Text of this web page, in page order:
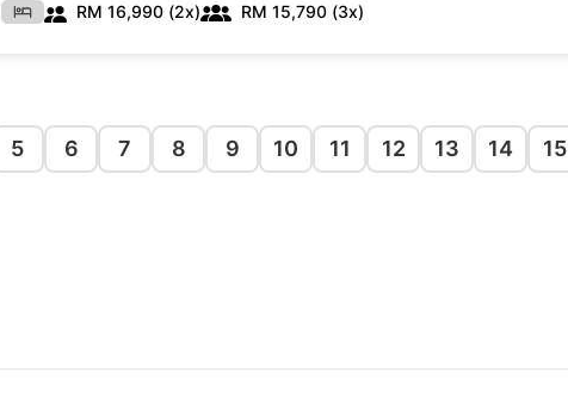
RM 16,990 (2x)
RM 15,790 (3x)
5 6 7 8 9 10 11 12 13 14 15